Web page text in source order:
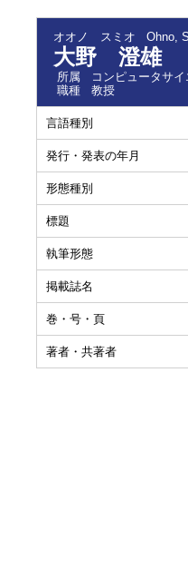
オオノ スミオ Ohno,
大野 澄雄
所属
コンピュータサ
職種
教授
言語種別
発行・発表の年月
形態種別
標題
執筆形態
掲載誌名
巻・号・頁
著者・共著者